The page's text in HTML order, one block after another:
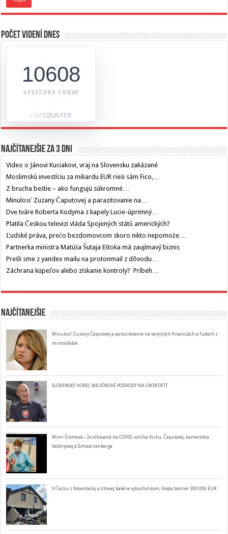
Počet videní dnes
10608
VISITORS TODAY
Najčítanejšie za 3 dni
Video o Jánovi Kuciakovi, vraj na Slovensku zakázané
Moslimskú investíciu za miliardu EUR rieši sám Fico,…
Z brucha beštie – ako fungujú súkromné…
Minulosť Zuzany Čaputovej a parazitovanie na…
Dve tváre Roberta Kodyma z kapely Lucie-úprimný…
Platila Českou televizi vláda Spojených států amerických?
Ľudské práva, prečo bezdomovcom skoro nikto nepomože…
Partnerka ministra Matúša Šutaja Eštoka má zaujímavý biznis
Prešli sme z yandex mailu na protonmail z dôvodu…
Záchrana kúpeľov alebo získanie kontroly? Príbeh…
Najčítanejšie
Minulosť Zuzany Čaputovej a parazitovanie na verejných financiách a ľudoch z
mimovládok
SLOVENSKÝ HOKEJ: MILIÓNOVÉ PODVODY NA ÚKOR DETÍ
Mimi Šramová – 2x očkovaná na COVID, volička Kisku, Čaputovej, kamarátka
Vašáryovej a Schwarzenberga
V Česku z fotovoltaiky a lítiovej batérie vybuchol dom, škoda takmer 300 000 EUR